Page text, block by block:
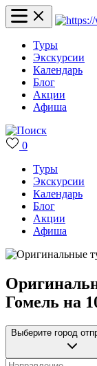
Туры
Экскурсии
Календарь
Блог
Акции
Афиша
0
Туры
Экскурсии
Календарь
Блог
Акции
Афиша
Гомель на
Выберите город